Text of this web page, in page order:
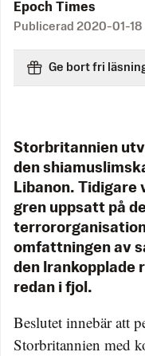
Epoch Times
Publicerad 2020-01-18
Ge bort fri
Storbritannien
den
Libanon. Tidigare
gren uppsatt på
omfattningen av
den Irankopplade
redan i fjol.
Beslutet innebär att
Storbritannien med